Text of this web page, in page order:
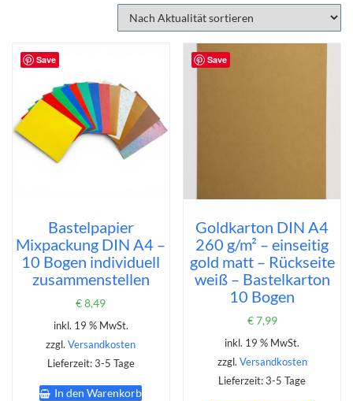
sortiert
Save
Bastelpapier
Mixpackung DIN A4 –
10 Bogen individuell
zusammenstellen
€8,49
inkl. 19 % MwSt.
zzgl.Versandkosten
Lieferzeit: 3-5 Tage
In den Warenkorb
Save
Goldkarton DIN A4
260 g/m² – einseitig
gold matt – Rückseite
weiß – Bastelkarton
10 Bogen
€7,99
inkl. 19 % MwSt.
zzgl. Versandkosten
Lieferzeit:3-5 Tage